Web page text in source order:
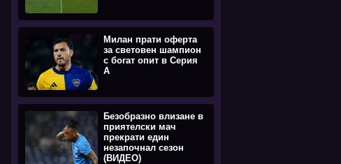
Милан прати оферта
за световен шампион
с богат опит в Серия
А
Безобразно влизане в
приятелски мач
прекрати един
незапочнал сезон
(ВИДЕО)